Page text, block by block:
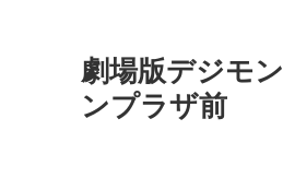
劇場版デジモ
ンプラザ前